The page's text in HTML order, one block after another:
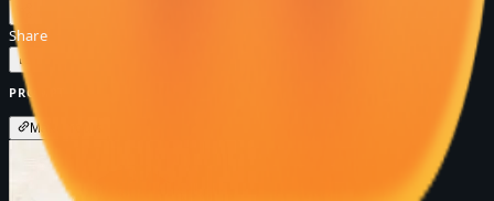
Share
PROMPT
Make Yours